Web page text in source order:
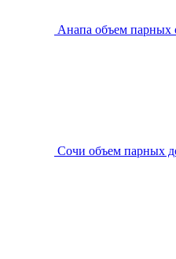
Анапа объем парных
Сочи объем парных